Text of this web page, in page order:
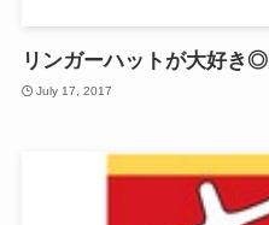
リンガーハットが大好き◎
July 17, 2017